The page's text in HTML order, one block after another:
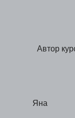
Автор
Яна